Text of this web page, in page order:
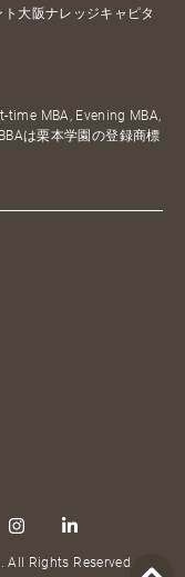
大阪ナレッジキャピタ
time MBA, Evening MBA,
は栗本学園の登録商標
Rights Reserved.